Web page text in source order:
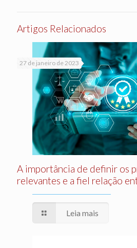
Artigos Relacionados
27 de janeiro de 2023
A importância de definir os
relevantes e a fiel relação
Leia mais